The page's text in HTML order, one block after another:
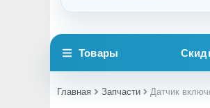
Товары
Главная Запчасти Датчик